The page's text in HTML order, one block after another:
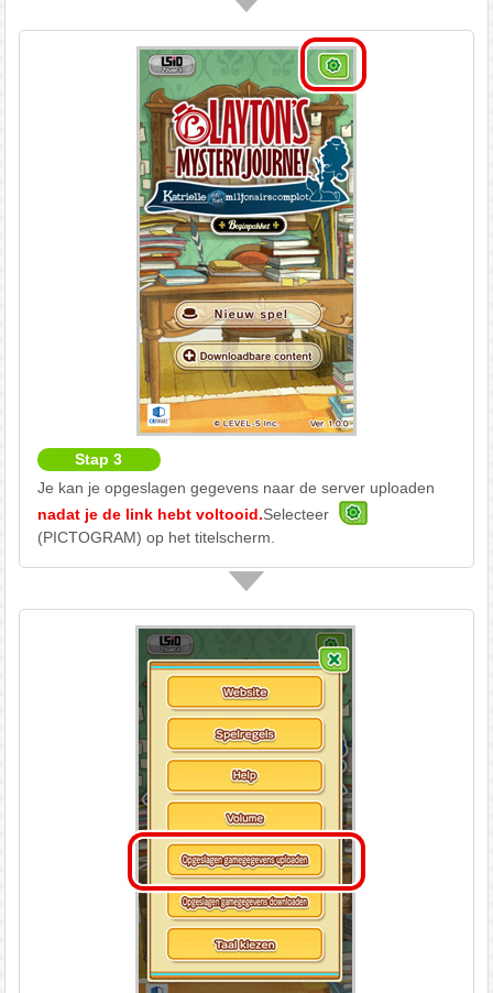
Stap 3
Je kan je opgeslagen gegevens naar de server uploaden
nadat je de link hebt voltooid.Selecteer
(PICTOGRAM) op het titelscherm.